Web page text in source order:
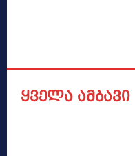
ყველა ამბავი